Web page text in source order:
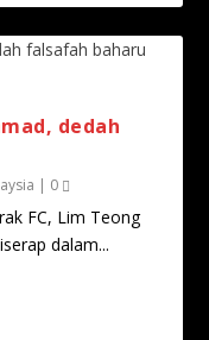
dedah
| 0
FC, Lim Teong
dalam...